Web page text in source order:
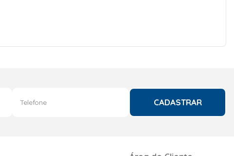
CADASTRAR